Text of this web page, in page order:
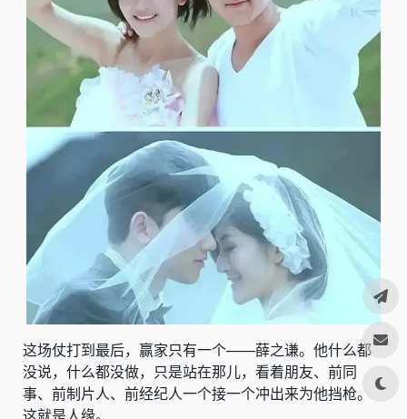
这场仗打到最后，赢家只有一个——薛之谦。他什么都
没说，什么都没做，只是站在那儿，看着朋友、前同
事、前制片人、前经纪人一个接一个冲出来为他挡枪。